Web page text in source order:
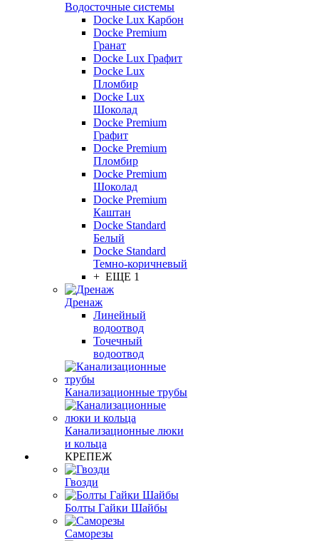
Водосточные системы
Docke Lux Карбон
Docke Premium
Гранат
Docke Lux Графит
Docke Lux
Пломбир
Docke Lux
Шоколад
Docke Premium
Графит
Docke Premium
Пломбир
Docke Premium
Шоколад
Docke Premium
Каштан
Docke Standard
Белый
Docke Standard
Темно-коричневый
+ ЕЩЕ 1
Дренаж
Линейный
водоотвод
Точечный
водоотвод
Канализационные трубы
Канализационные люки
и кольца
КРЕПЕЖ
Гвозди
Болты Гайки Шайбы
Саморезы